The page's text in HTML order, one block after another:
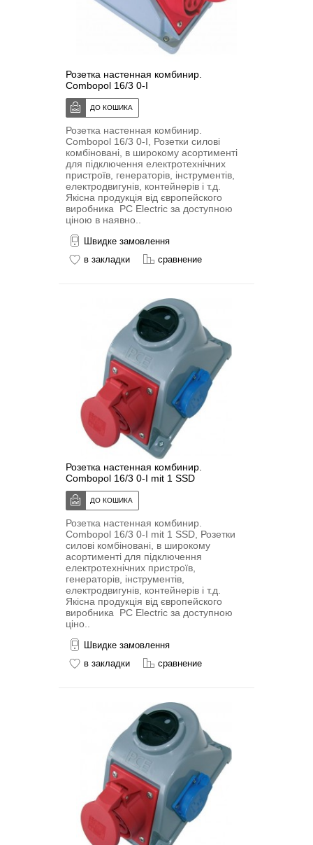
Розетка настенная комбинир.
Combopol 16/3 0-I
Розетка настенная комбинир.
Combopol 16/3 0-I, Розетки силові
комбіновані, в широкому асортименті
для підключення електротехнічних
пристроїв, генераторів, інструментів,
електродвигунів, контейнерів і т.д.
Якісна продукція від європейского
виробника PC Electric за доступною
ціною в наявно..
Швидке замовлення
в закладки
сравнение
Розетка настенная комбинир.
Combopol 16/3 0-I mit 1 SSD
Розетка настенная комбинир.
Combopol 16/3 0-I mit 1 SSD, Розетки
силові комбіновані, в широкому
асортименті для підключення
електротехнічних пристроїв,
генераторів, інструментів,
електродвигунів, контейнерів і т.д.
Якісна продукція від європейского
виробника PC Electric за доступною
ціно..
Швидке замовлення
в закладки
сравнение